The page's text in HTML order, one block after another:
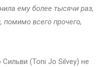
ему более тысячи раз,
помимо всего прочего,
(Toni Jo Silvey) не